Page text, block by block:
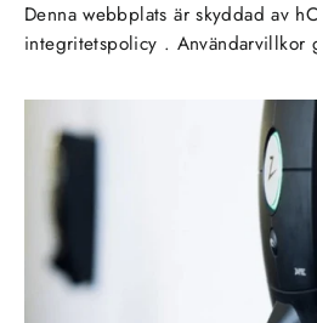
Denna webbplats är skyddad av
integritetspolicy . Användarvillkor